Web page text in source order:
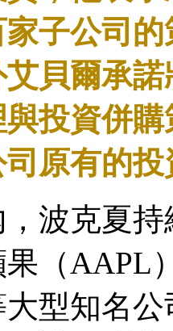
子公司
貝爾承
投資併
原有的
波克夏
（AAPL
型知名